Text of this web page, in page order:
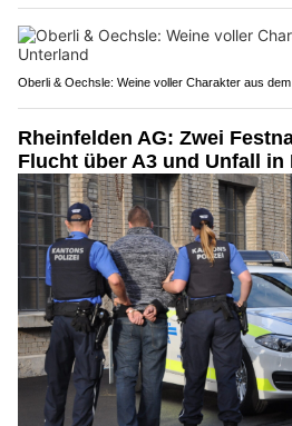
Oberli & Oechsle: Weine voller Charakter aus
Rheinfelden AG: Zwei
Flucht über A3 und Unfall in